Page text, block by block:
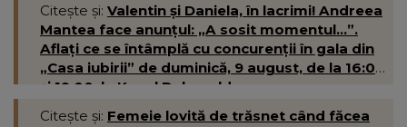
Citește și: Valentin și Daniela, în lacrimi! Andreea
Mantea face anunțul: „A sosit momentul...”.
Aflați ce se întâmplă cu concurenții în gala din
„Casa iubirii” de duminică, 9 august, de la 16:00
și 19:00, la Kanal D- kanald.ro
Citește și: Femeie lovită de trăsnet când făcea